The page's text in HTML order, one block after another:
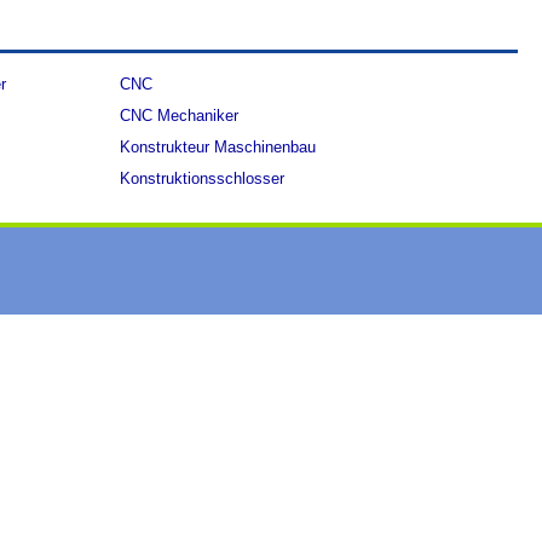
CNC
CNC Mechaniker
Konstrukteur Maschinenbau
Konstruktionsschlosser